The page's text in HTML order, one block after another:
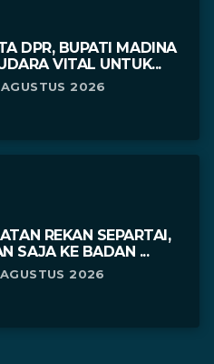
DPR, BUPATI MADINA
VITAL UNTUK...
2026
REKAN SEPARTAI,
SAJA KE BADAN ...
2026